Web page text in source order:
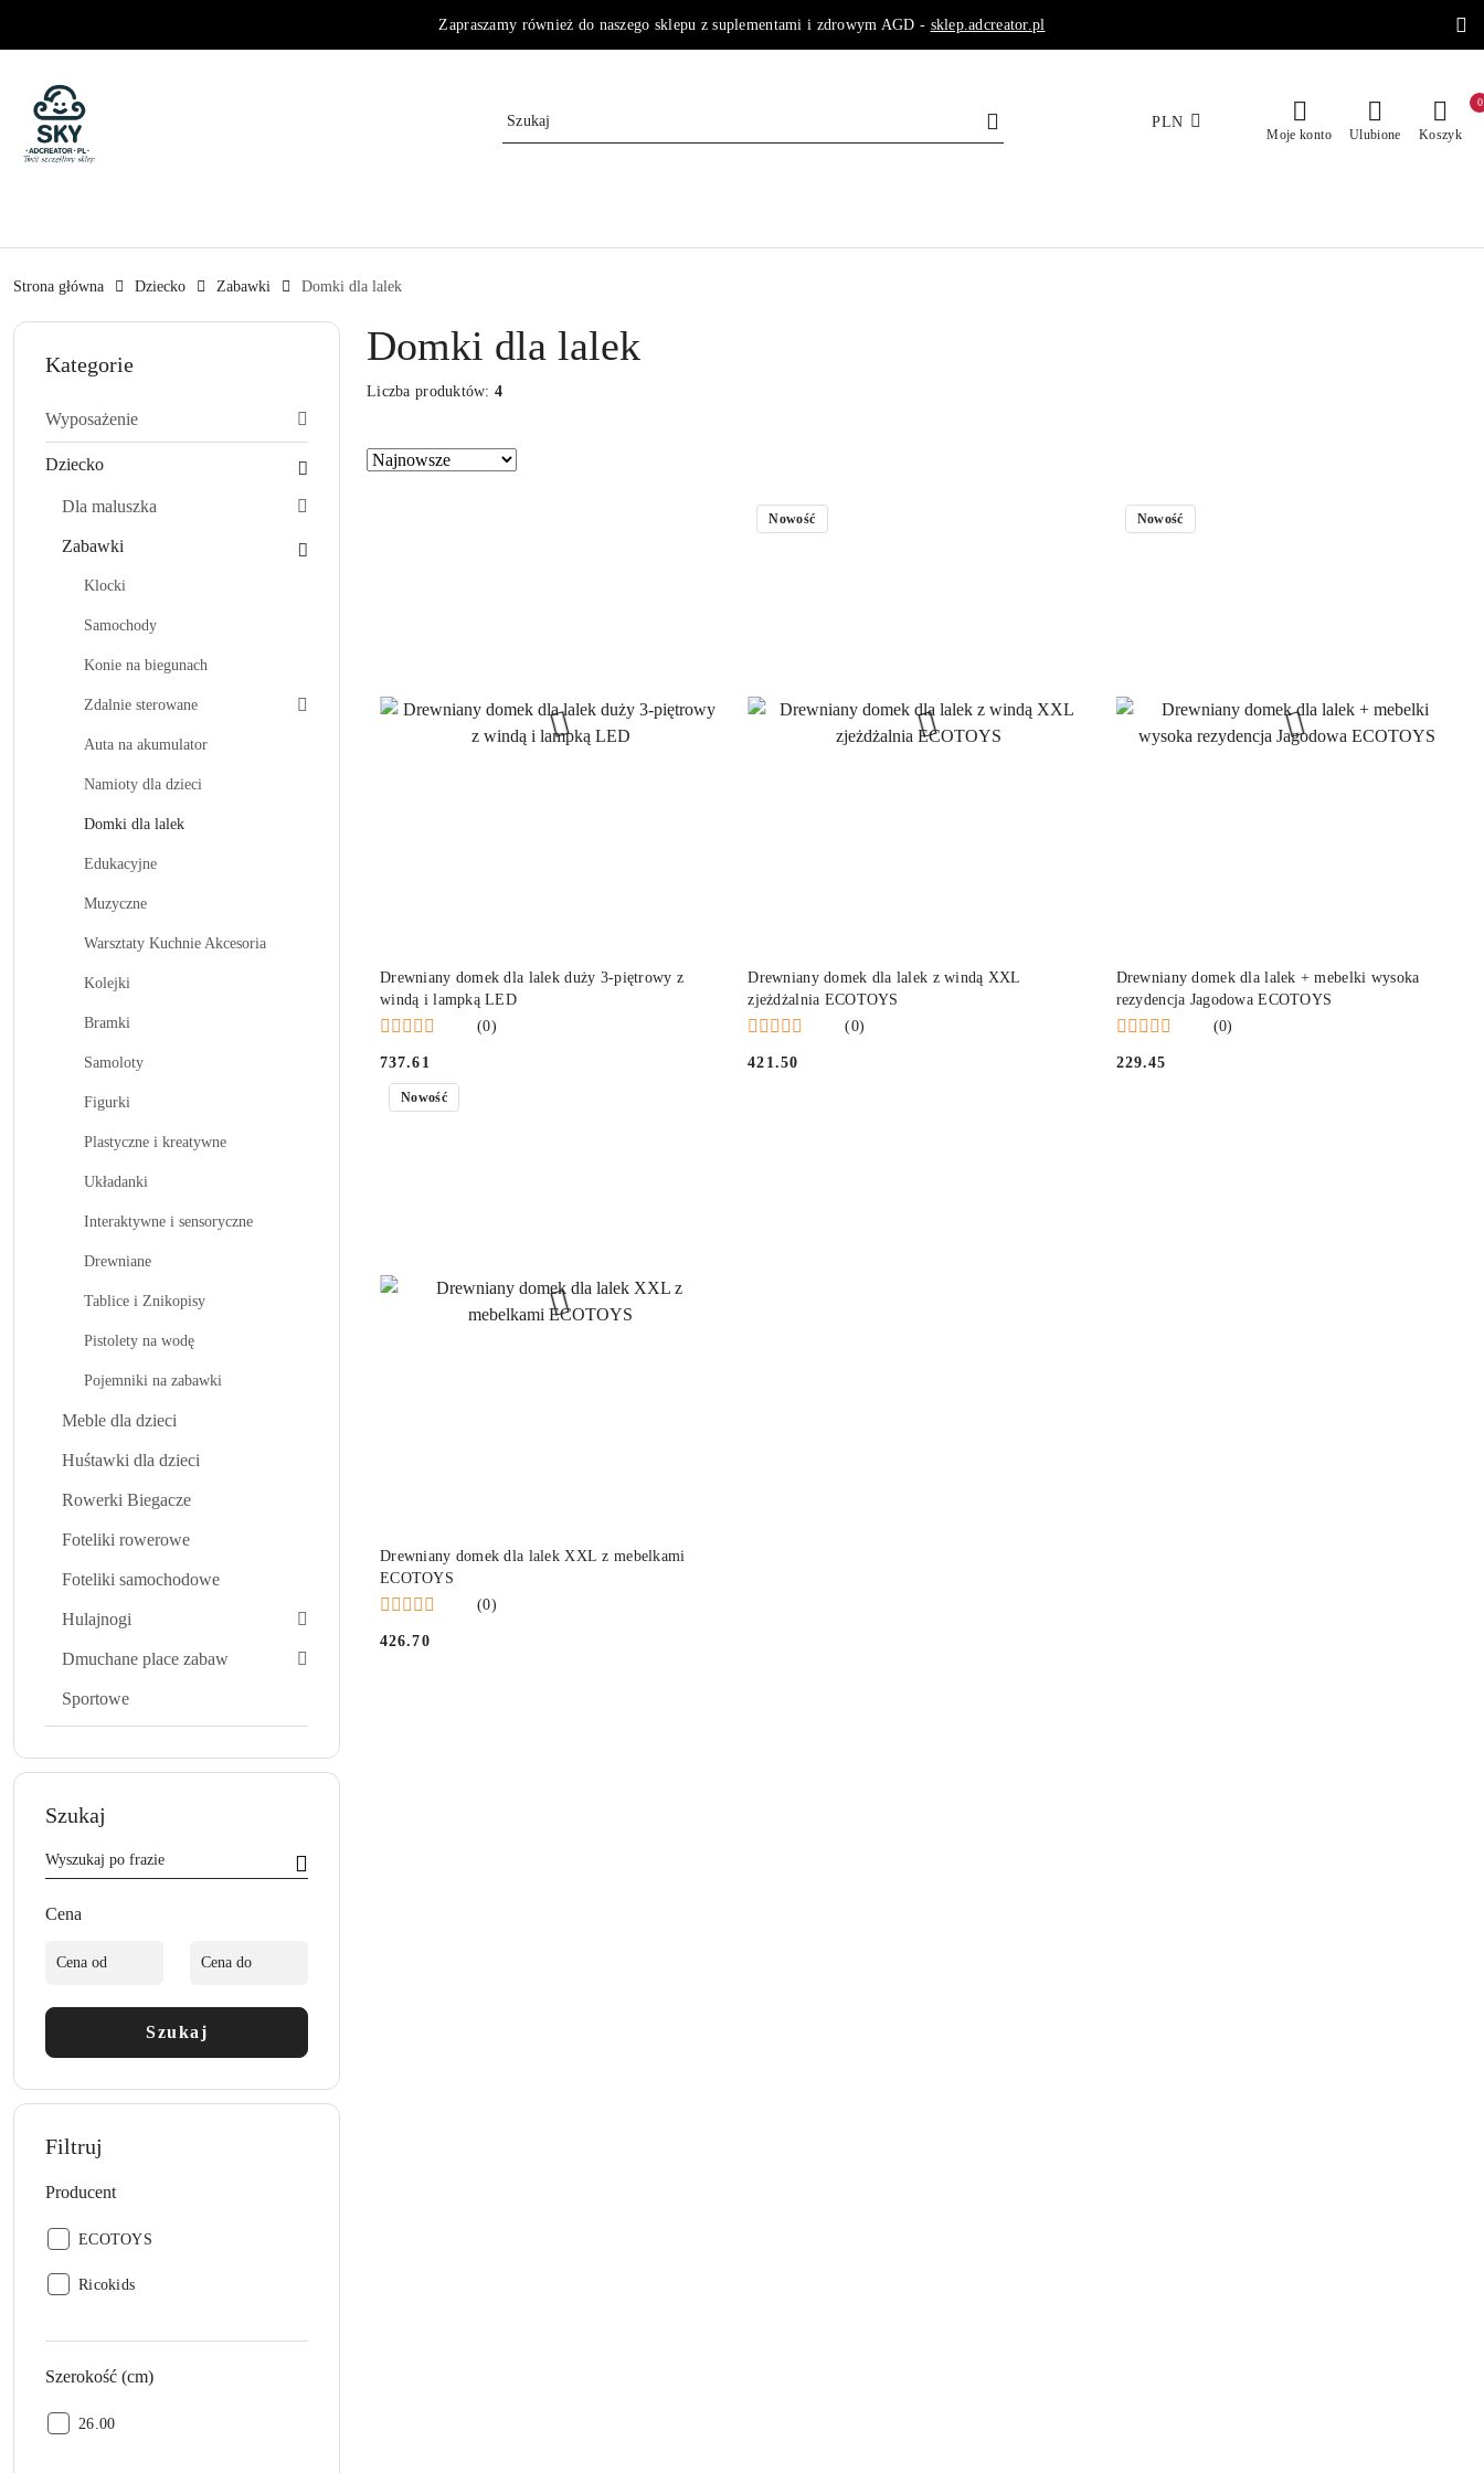
Zapraszamy również do naszego sklepu z suplementami i zdrowym AGD - sklep.adcreator.pl
PLN
Moje konto Ulubione Koszyk
0
Strona główna Dziecko Zabawki Domki dla lalek
Kategorie
Wyposażenie
Dziecko
Dla maluszka
Zabawki
Klocki
Samochody
Konie na biegunach
Zdalnie sterowane
Auta na akumulator
Namioty dla dzieci
Domki dla lalek
Edukacyjne
Muzyczne
Warsztaty Kuchnie Akcesoria
Kolejki
Bramki
Samoloty
Figurki
Plastyczne i kreatywne
Układanki
Interaktywne i sensoryczne
Drewniane
Tablice i Znikopisy
Pistolety na wodę
Pojemniki na zabawki
Meble dla dzieci
Huśtawki dla dzieci
Rowerki Biegacze
Foteliki rowerowe
Foteliki samochodowe
Hulajnogi
Dmuchane place zabaw
Sportowe
Szukaj
Cena
Szukaj
Filtruj
Producent
Producent:
ECOTOYS
Producent:
Ricokids
Szerokość (cm)
Szerokość
26.00
Domki dla lalek
Liczba produktów:4
Zastosowano
Sortuj
Drewniany domek dla lalek duży 3-piętrowy z
windą i lampką LED
(0)
Cena:
737.61
DO KOSZYKA
Drewniany domek dla lalek z windą XXL
zjeżdżalnia ECOTOYS
(0)
Cena:
421.50
Nowość
PRODUKT NIEDOSTĘPNY
Drewniany domek dla lalek + mebelki wysoka
rezydencja Jagodowa ECOTOYS
(0)
Cena:
229.45
Nowość
DO KOSZYKA
Drewniany domek dla lalek XXL z mebelkami
ECOTOYS
(0)
Cena:
426.70
Nowość